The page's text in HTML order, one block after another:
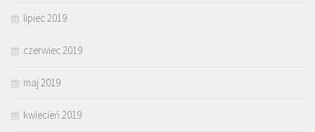
lipiec 2019
czerwiec 2019
maj 2019
kwiecień 2019